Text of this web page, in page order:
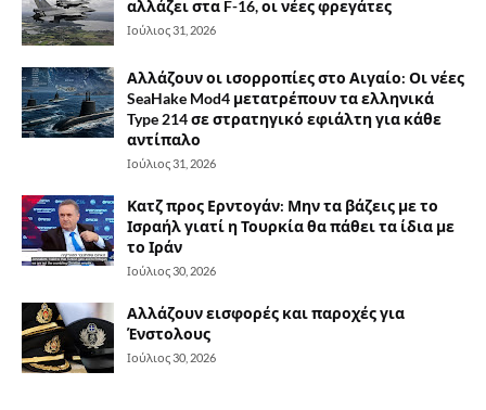
αλλάζει στα F-16, οι νέες φρεγάτες
Ιούλιος 31, 2026
Αλλάζουν οι ισορροπίες στο Αιγαίο: Οι νέες
SeaHake Mod4 μετατρέπουν τα ελληνικά
Type 214 σε στρατηγικό εφιάλτη για κάθε
αντίπαλο
Ιούλιος 31, 2026
Κατζ προς Ερντογάν: Μην τα βάζεις με το
Ισραήλ γιατί η Τουρκία θα πάθει τα ίδια με
το Ιράν
Ιούλιος 30, 2026
Αλλάζουν εισφορές και παροχές για
Ένστολους
Ιούλιος 30, 2026